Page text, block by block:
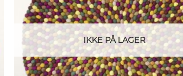
IKKE PÅ LAGER